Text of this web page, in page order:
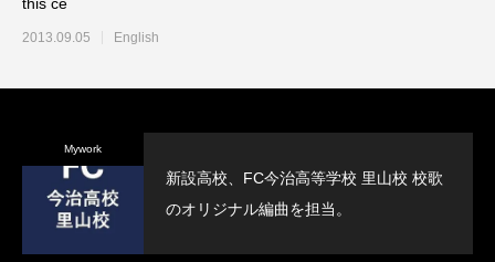
2013.09.05 English
Mywork
新設高校、FC今治高等学校 里山校 校歌
のオリジナル編曲を担当。